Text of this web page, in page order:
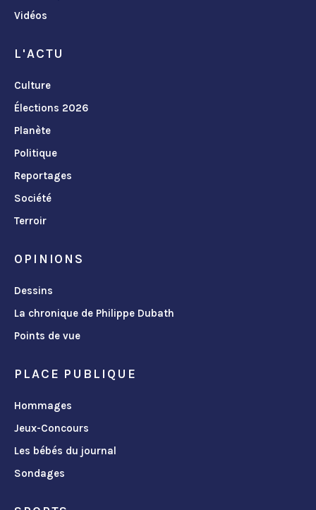
Vidéos
L'ACTU
Culture
Élections 2026
Planète
Politique
Reportages
Société
Terroir
OPINIONS
Dessins
La chronique de Philippe Dubath
Points de vue
PLACE PUBLIQUE
Hommages
Jeux-Concours
Les bébés du journal
Sondages